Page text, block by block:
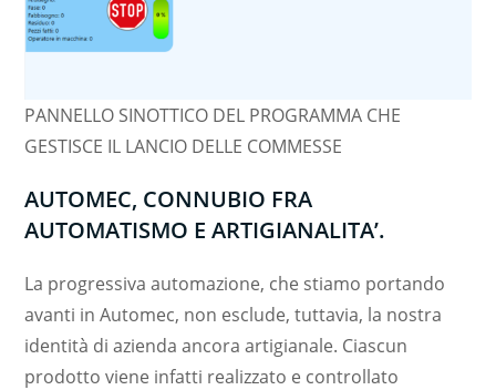
PANNELLO SINOTTICO DEL PROGRAMMA CHE
GESTISCE IL LANCIO DELLE COMMESSE
AUTOMEC, CONNUBIO FRA
AUTOMATISMO E ARTIGIANALITA’.
La progressiva automazione, che stiamo portando
avanti in Automec, non esclude, tuttavia, la nostra
identità di azienda ancora artigianale. Ciascun
prodotto viene infatti realizzato e controllato